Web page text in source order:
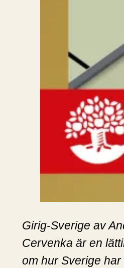
Girig-Sverige av
Cervenka är en
om hur Sverige